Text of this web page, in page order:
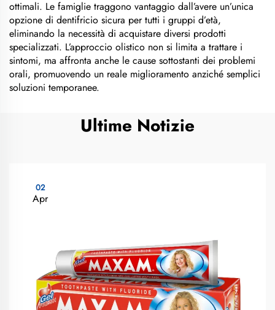
ottimali. Le famiglie traggono vantaggio dall’avere un’unica
opzione di dentifricio sicura per tutti i gruppi d’età,
eliminando la necessità di acquistare diversi prodotti
specializzati. L’approccio olistico non si limita a trattare i
sintomi, ma affronta anche le cause sottostanti dei problemi
orali, promuovendo un reale miglioramento anziché semplici
soluzioni temporanee.
Ultime Notizie
02
Apr